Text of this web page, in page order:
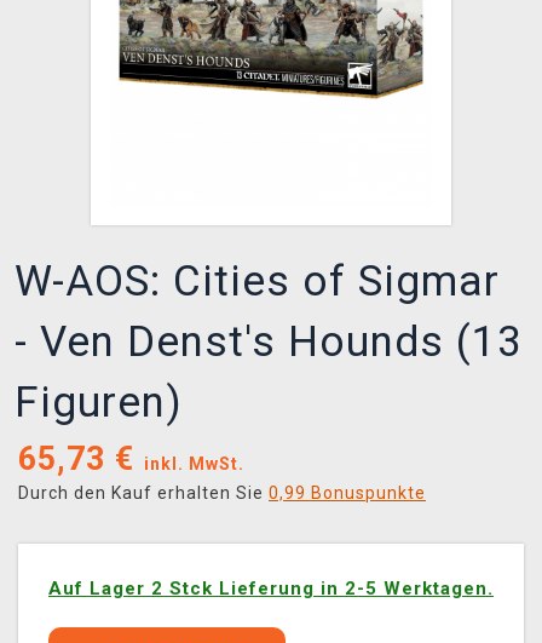
W-AOS: Cities of Sigmar
- Ven Denst's Hounds (13
Figuren)
65,73 €
inkl. MwSt.
Durch den Kauf erhalten Sie 0,99 Bonuspunkte
Auf Lager 2 Stck Lieferung in 2-5 Werktagen.